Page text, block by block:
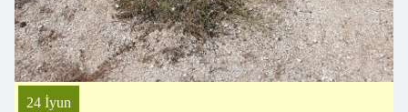
24 İyun